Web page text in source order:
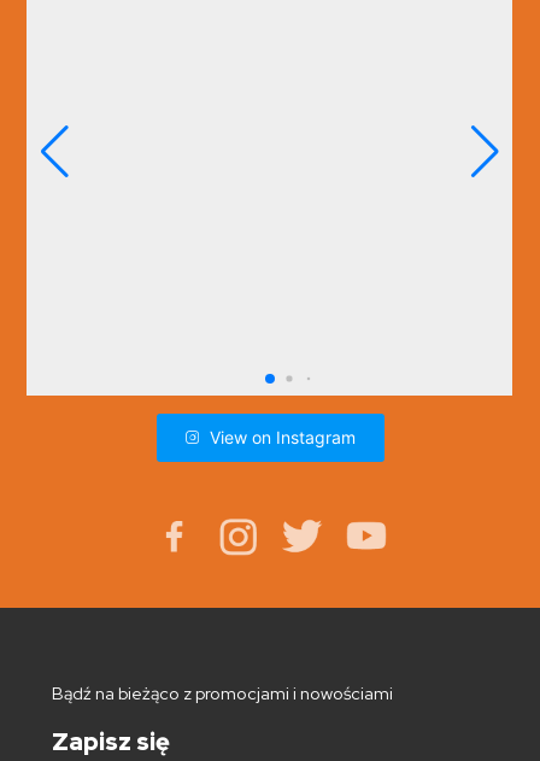
View on Instagram
Bądź na bieżąco z promocjami i nowościami
Zapisz się